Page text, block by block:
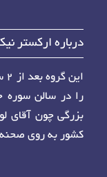
درباره ارکستر
را در سالن سوره
بزرگی چون آقای
کشور به روی